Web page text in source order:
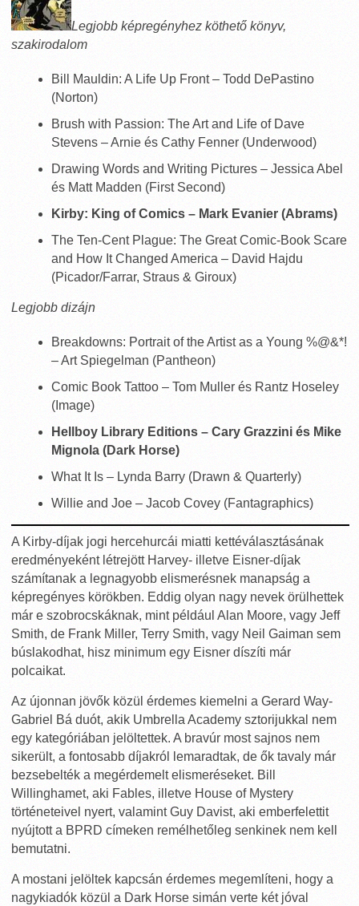
Legjobb képregényhez köthető könyv,
szakirodalom
Bill Mauldin: A Life Up Front – Todd DePastino
(Norton)
Brush with Passion: The Art and Life of Dave
Stevens – Arnie és Cathy Fenner (Underwood)
Drawing Words and Writing Pictures – Jessica Abel
és Matt Madden (First Second)
Kirby: King of Comics – Mark Evanier (Abrams)
The Ten-Cent Plague: The Great Comic-Book Scare
and How It Changed America – David Hajdu
(Picador/Farrar, Straus & Giroux)
Legjobb dizájn
Breakdowns: Portrait of the Artist as a Young %@&*!
– Art Spiegelman (Pantheon)
Comic Book Tattoo – Tom Muller és Rantz Hoseley
(Image)
Hellboy Library Editions – Cary Grazzini és Mike
Mignola (Dark Horse)
What It Is – Lynda Barry (Drawn & Quarterly)
Willie and Joe – Jacob Covey (Fantagraphics)
A Kirby-díjak jogi hercehurcái miatti kettéválasztásának
eredményeként létrejött Harvey- illetve Eisner-díjak
számítanak a legnagyobb elismerésnek manapság a
képregényes körökben. Eddig olyan nagy nevek örülhettek
már e szobrocskáknak, mint például Alan Moore, vagy Jeff
Smith, de Frank Miller, Terry Smith, vagy Neil Gaiman sem
búslakodhat, hisz minimum egy Eisner díszíti már
polcaikat.
Az újonnan jövők közül érdemes kiemelni a Gerard Way-
Gabriel Bá duót, akik Umbrella Academy sztorijukkal nem
egy kategóriában jelöltettek. A bravúr most sajnos nem
sikerült, a fontosabb díjakról lemaradtak, de ők tavaly már
bezsebelték a megérdemelt elismeréseket. Bill
Willinghamet, aki Fables, illetve House of Mystery
történeteivel nyert, valamint Guy Davist, aki emberfelettit
nyújtott a BPRD címeken remélhetőleg senkinek nem kell
bemutatni.
A mostani jelöltek kapcsán érdemes megemlíteni, hogy a
nagykiadók közül a Dark Horse simán verte két jóval